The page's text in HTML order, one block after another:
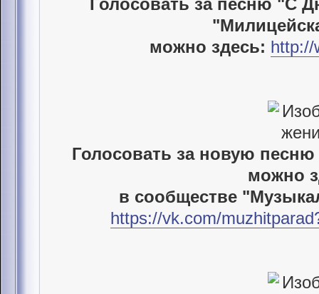
Голосовать за песню "С
можно здесь: http://
Голосовать за новую
можно
в сообществе
https://vk.com/